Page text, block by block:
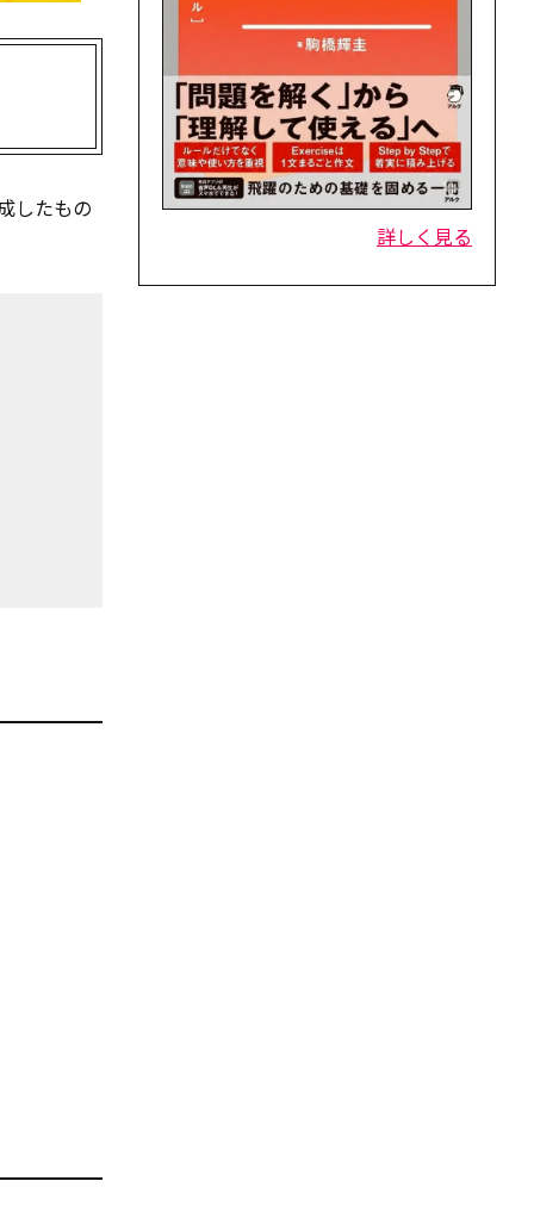
したもの
詳しく見る